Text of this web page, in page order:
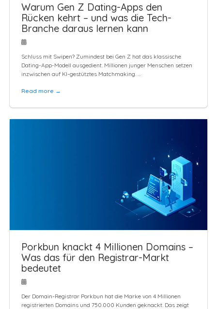
Warum Gen Z Dating-Apps den
Rücken kehrt – und was die Tech-
Branche daraus lernen kann
Schluss mit Swipen? Zumindest bei Gen Z hat das klassische
Dating-App-Modell ausgedient. Millionen junger Menschen setzen
inzwischen auf KI-gestütztes Matchmaking. …
Read more →
Porkbun knackt 4 Millionen Domains –
Was das für den Registrar-Markt
bedeutet
Der Domain-Registrar Porkbun hat die Marke von 4 Millionen
registrierten Domains und 750.000 Kunden geknackt. Das zeigt